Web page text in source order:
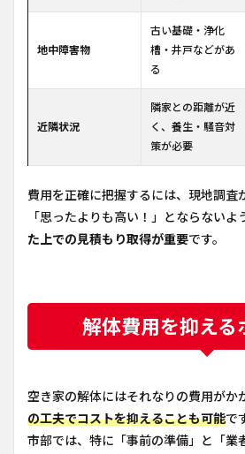
地中障害物
古い基礎・浄化
槽・井戸などがあ
る
近隣状況
隣家との距離が近
く、養生・騒音対
策が必要
費用を正確に把握するには、現地調査
「思ったよりも高い！」とならないよ
た上での見積もり取得が重要です。
解体費用を抑える
空き家の解体にはそれなりの費用がか
の工夫でコストを抑えることも可能で
市部では、特に「事前の準備」と「業